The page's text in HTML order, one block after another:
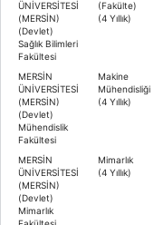
ÜNİVERSİTESİ
(MERSİN)
(Devlet)
Sağlık Bilimleri
Fakültesi
(Fakülte)
(4 Yıllık)
MERSİN
ÜNİVERSİTESİ
(MERSİN)
(Devlet)
Mühendislik
Fakültesi
Makine
Mühendisliği
(4 Yıllık)
MERSİN
ÜNİVERSİTESİ
(MERSİN)
(Devlet)
Mimarlık
Mimarlık
(4 Yıllık)